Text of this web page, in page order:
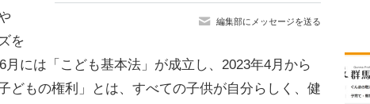
編集部にメッセージを送る
を
には「こども基本法」が成立し、2023年4月から
どもの権利」とは、すべての子供が自分らしく、健